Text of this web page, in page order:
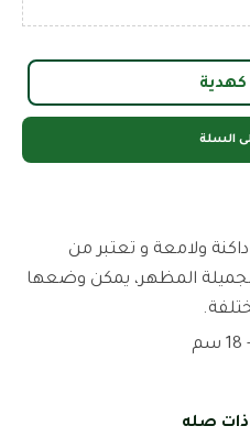
السلة
ولامعة و تعتبر من
المظهر، يمكن وضعها
صله